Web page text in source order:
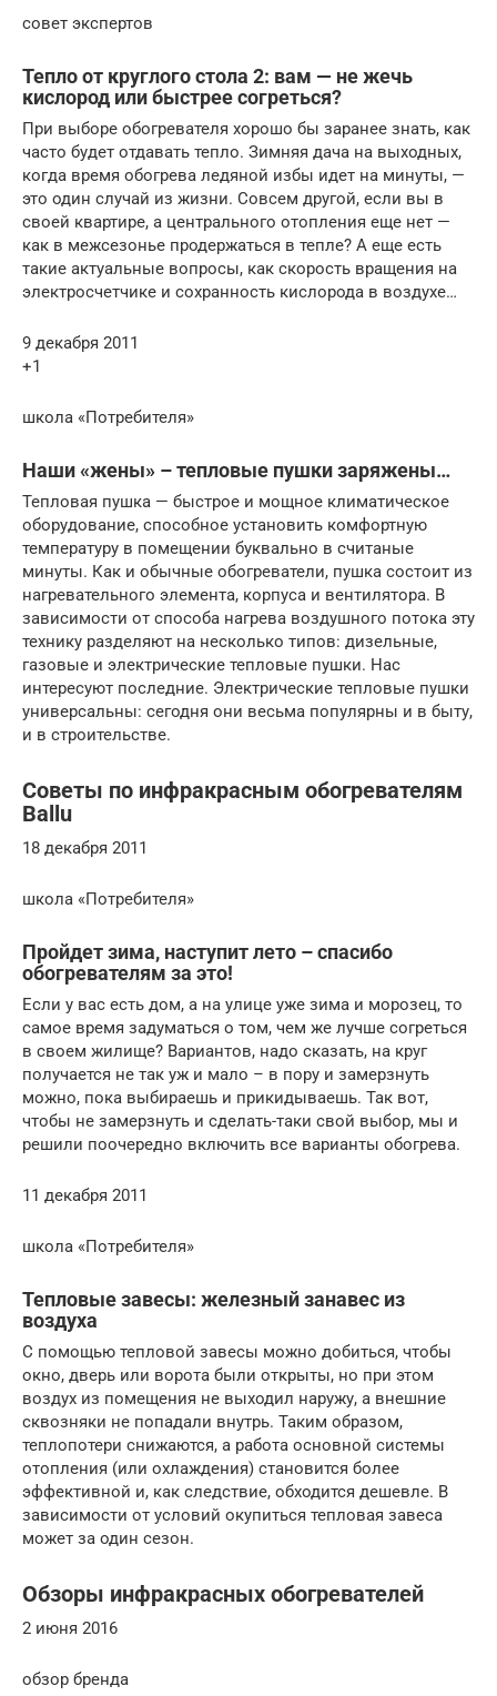
совет экспертов
Тепло от круглого стола 2: вам — не жечь
кислород или быстрее согреться?
При выборе обогревателя хорошо бы заранее знать, как
часто будет отдавать тепло. Зимняя дача на выходных,
когда время обогрева ледяной избы идет на минуты, —
это один случай из жизни. Совсем другой, если вы в
своей квартире, а центрального отопления еще нет —
как в межсезонье продержаться в тепле? А еще есть
такие актуальные вопросы, как скорость вращения на
электросчетчике и сохранность кислорода в воздухе…
9 декабря 2011
+1
школа «Потребителя»
Наши «жены» – тепловые пушки заряжены…
Тепловая пушка — быстрое и мощное климатическое
оборудование, способное установить комфортную
температуру в помещении буквально в считаные
минуты. Как и обычные обогреватели, пушка состоит из
нагревательного элемента, корпуса и вентилятора. В
зависимости от способа нагрева воздушного потока эту
технику разделяют на несколько типов: дизельные,
газовые и электрические тепловые пушки. Нас
интересуют последние. Электрические тепловые пушки
универсальны: сегодня они весьма популярны и в быту,
и в строительстве.
Советы по инфракрасным обогревателям
Ballu
18 декабря 2011
школа «Потребителя»
Пройдет зима, наступит лето – спасибо
обогревателям за это!
Если у вас есть дом, а на улице уже зима и морозец, то
самое время задуматься о том, чем же лучше согреться
в своем жилище? Вариантов, надо сказать, на круг
получается не так уж и мало – в пору и замерзнуть
можно, пока выбираешь и прикидываешь. Так вот,
чтобы не замерзнуть и сделать-таки свой выбор, мы и
решили поочередно включить все варианты обогрева.
11 декабря 2011
школа «Потребителя»
Тепловые завесы: железный занавес из
воздуха
С помощью тепловой завесы можно добиться, чтобы
окно, дверь или ворота были открыты, но при этом
воздух из помещения не выходил наружу, а внешние
сквозняки не попадали внутрь. Таким образом,
теплопотери снижаются, а работа основной системы
отопления (или охлаждения) становится более
эффективной и, как следствие, обходится дешевле. В
зависимости от условий окупиться тепловая завеса
может за один сезон.
Обзоры инфракрасных обогревателей
2 июня 2016
обзор бренда